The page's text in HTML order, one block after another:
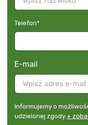
Telefon*
E-mail
Informujemy
o
Informujemy o
udzielonej zgody+